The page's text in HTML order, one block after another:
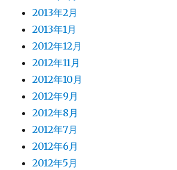
2013年2月
2013年1月
2012年12月
2012年11月
2012年10月
2012年9月
2012年8月
2012年7月
2012年6月
2012年5月